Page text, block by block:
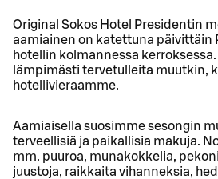
Original Sokos Hotel Presidentin
aamiainen on katettuna päivittäin
hotellin kolmannessa
lämpimästi tervetulleita muutkin,
hotellivieraamme.
Aamiaisella suosimme sesongin
terveellisiä ja paikallisia makuja.
mm. puuroa, munakokkelia,
juustoja, raikkaita vihanneksia,